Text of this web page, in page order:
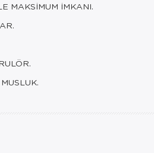
MAKSİMUM İMKANI.